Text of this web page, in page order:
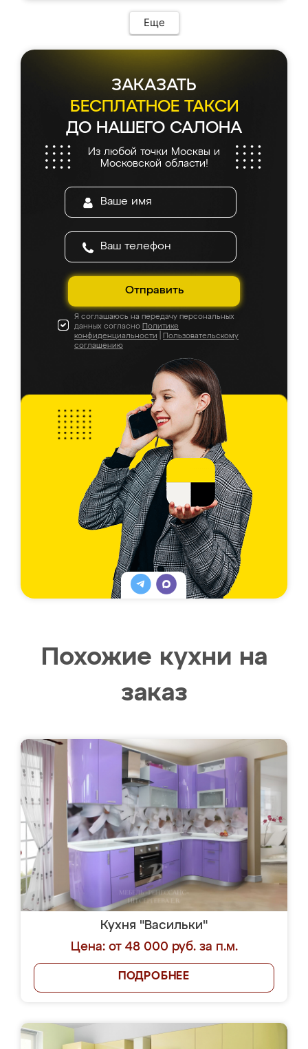
Еще
ЗАКАЗАТЬ
БЕСПЛАТНОЕ ТАКСИ
ДО НАШЕГО САЛОНА
Из любой точки Москвы и
Московской области!
Отправить
Я соглашаюсь на передачу персональных
данных согласно Политике
конфиденциальности
Пользовательскому
соглашению
Похожие кухни на
заказ
Кухня "Васильки"
Цена: от 48 000 руб. за п.м.
ПОДРОБНЕЕ